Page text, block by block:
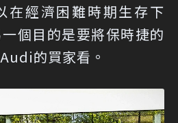
在經濟困難時期生存下
個目的是要將保時捷的
的買家看。